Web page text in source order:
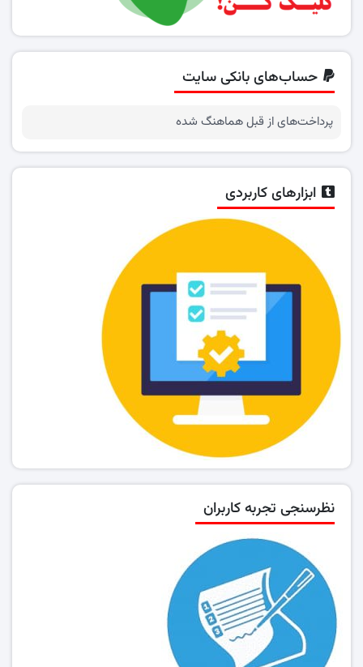
حساب‌های بانکی سایت
پرداخت‌های از قبل هماهنگ شده
ابزارهای کاربردی
نظرسنجی تجربه کاربران